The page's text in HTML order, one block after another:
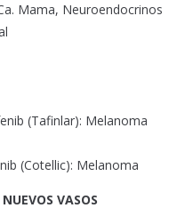
Mama, Neuroendocrinos
(Tafinlar): Melanoma
(Cotellic): Melanoma
VASOS